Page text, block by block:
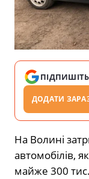
ДОДАТИ
На Волині
автомобілів,
майже 300 тис.